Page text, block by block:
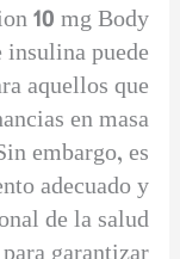
10 mg Body
puede
aquellos que
en masa
embargo, es
adecuado y
de la salud